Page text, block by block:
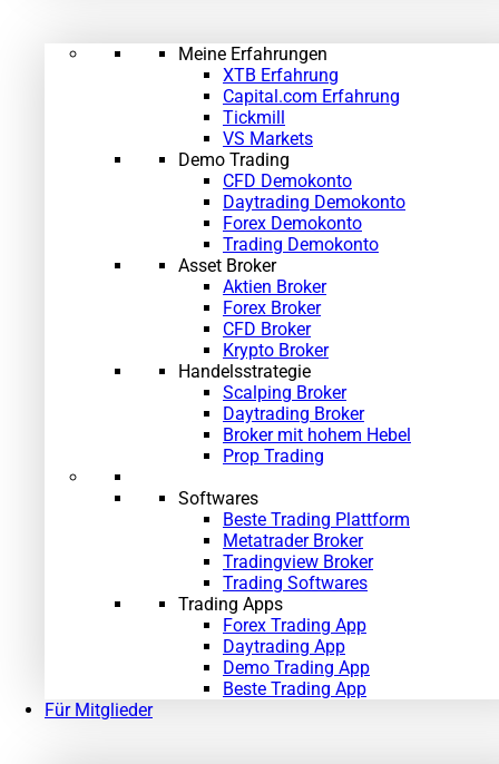
Meine Erfahrungen
XTB Erfahrung
Capital.com Erfahrung
Tickmill
VS Markets
Demo Trading
CFD Demokonto
Daytrading Demokonto
Forex Demokonto
Trading Demokonto
Asset Broker
Aktien Broker
Forex Broker
CFD Broker
Krypto Broker
Handelsstrategie
Scalping Broker
Daytrading Broker
Broker mit hohem Hebel
Prop Trading
Softwares
Beste Trading Plattform
Metatrader Broker
Tradingview Broker
Trading Softwares
Trading Apps
Forex Trading App
Daytrading App
Demo Trading App
Beste Trading App
Für Mitglieder